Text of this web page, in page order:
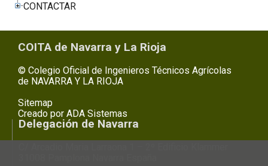
CONTACTAR
COITA de Navarra y La Rioja
© Colegio Oficial de Ingenieros Técnicos Agrícolas
de NAVARRA Y LA RIOJA
Sitemap
Creado por ADA Sistemas
Delegación de Navarra